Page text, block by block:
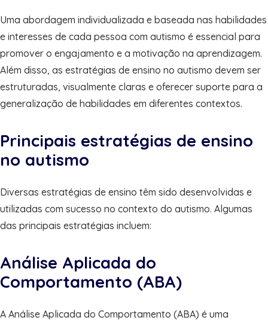
Uma abordagem individualizada e baseada nas habilidades
e interesses de cada pessoa com autismo é essencial para
promover o engajamento e a motivação na aprendizagem.
Além disso, as estratégias de ensino no autismo devem ser
estruturadas, visualmente claras e oferecer suporte para a
generalização de habilidades em diferentes contextos.
Principais estratégias de ensino
no autismo
Diversas estratégias de ensino têm sido desenvolvidas e
utilizadas com sucesso no contexto do autismo. Algumas
das principais estratégias incluem:
Análise Aplicada do
Comportamento (ABA)
A Análise Aplicada do Comportamento (ABA) é uma